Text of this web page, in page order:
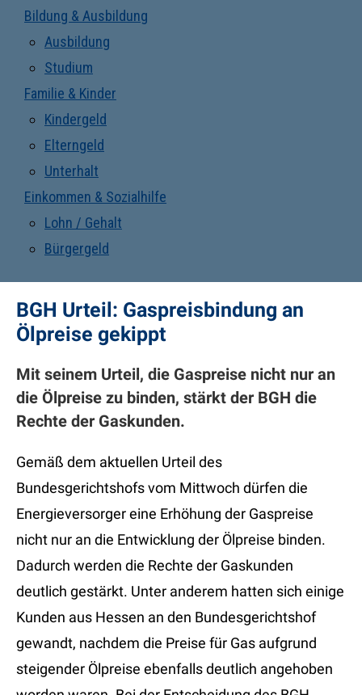
Bildung & Ausbildung
Ausbildung
Studium
Familie & Kinder
Kindergeld
Elterngeld
Unterhalt
Einkommen & Sozialhilfe
Lohn / Gehalt
Bürgergeld
BGH Urteil: Gaspreisbindung an
Ölpreise gekippt
Mit seinem Urteil, die Gaspreise nicht nur an
die Ölpreise zu binden, stärkt der BGH die
Rechte der Gaskunden.
Gemäß dem aktuellen Urteil des
Bundesgerichtshofs vom Mittwoch dürfen die
Energieversorger eine Erhöhung der Gaspreise
nicht nur an die Entwicklung der Ölpreise binden.
Dadurch werden die Rechte der Gaskunden
deutlich gestärkt. Unter anderem hatten sich einige
Kunden aus Hessen an den Bundesgerichtshof
gewandt, nachdem die Preise für Gas aufgrund
steigender Ölpreise ebenfalls deutlich angehoben